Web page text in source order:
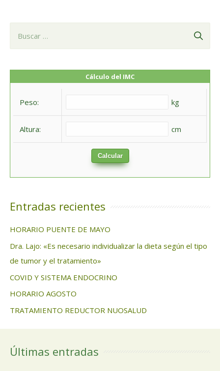
Cálculo del IMC
Peso: kg
Altura: cm
Calcular
Entradas recientes
HORARIO PUENTE DE MAYO
Dra. Lajo: «Es necesario individualizar la dieta según el tipo
de tumor y el tratamiento»
COVID Y SISTEMA ENDOCRINO
HORARIO AGOSTO
TRATAMIENTO REDUCTOR NUOSALUD
Últimas entradas